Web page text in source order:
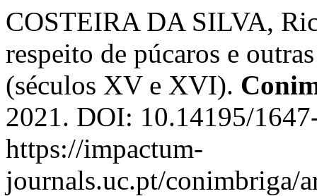
COSTEIRA DA SILVA,
respeito de púcaros e
(séculos XV e XVI).
2021. DOI: 10.14195/
https://impactum-
journals.uc.pt/conimbriga/